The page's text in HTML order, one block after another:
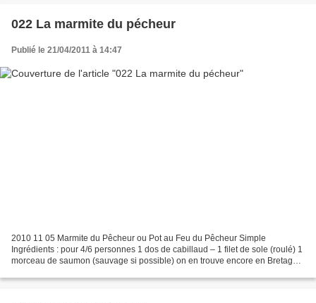
022 La marmite du pécheur
Publié le 21/04/2011 à 14:47
2010 11 05 Marmite du Pêcheur ou Pot au Feu du Pêcheur Simple
Ingrédients : pour 4/6 personnes 1 dos de cabillaud – 1 filet de sole (roulé) 1
morceau de saumon (sauvage si possible) on en trouve encore en Bretagne